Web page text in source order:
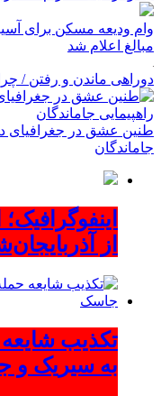
وام ودیعه مسکن برای
مبالغ اعلام شد
دوراهی ماندن و رفتن /
طنین عشق در جغرافیای
جاماندگان
از
تکذیب
به سیریک و